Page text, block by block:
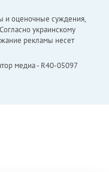
и оценочные суждения,
украинскому
рекламы несет
медиа - R40-05097